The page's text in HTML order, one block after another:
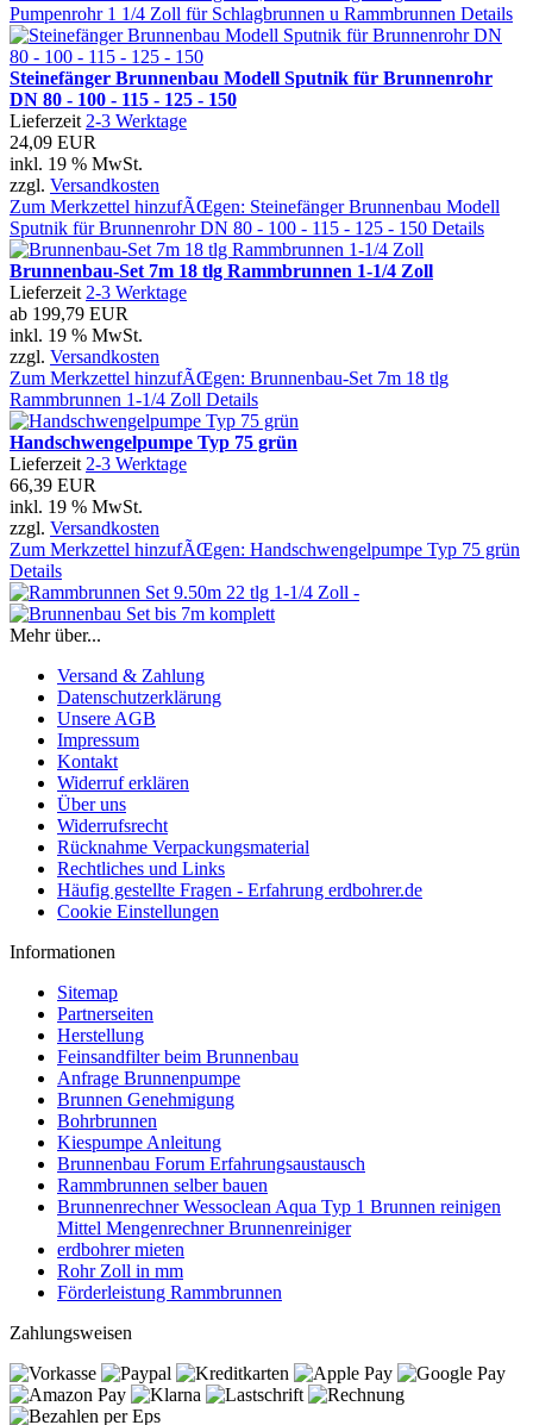
Pumpenrohr 1 1/4 Zoll für Schlagbrunnen u Rammbrunnen Details
Steinefänger Brunnenbau Modell Sputnik für Brunnenrohr
DN 80 - 100 - 115 - 125 - 150
Lieferzeit2-3 Werktage
24,09 EUR
inkl. 19 % MwSt.
zzgl. Versandkosten
Zum Merkzettel hinzufÃŒgen: Steinefänger Brunnenbau Modell
Sputnik für Brunnenrohr DN 80 - 100 - 115 - 125 - 150 Details
Brunnenbau-Set 7m 18 tlg Rammbrunnen 1-1/4 Zoll
Lieferzeit2-3 Werktage
ab 199,79 EUR
inkl. 19 % MwSt.
zzgl. Versandkosten
Zum Merkzettel hinzufÃŒgen: Brunnenbau-Set 7m 18 tlg
Rammbrunnen 1-1/4 Zoll Details
Handschwengelpumpe Typ 75 grün
Lieferzeit2-3 Werktage
66,39 EUR
inkl. 19 % MwSt.
zzgl. Versandkosten
Zum Merkzettel hinzufÃŒgen: Handschwengelpumpe Typ 75 grün
Details
Mehr über...
Versand & Zahlung
Datenschutzerklärung
Unsere AGB
Impressum
Kontakt
Widerruf erklären
Über uns
Widerrufsrecht
Rücknahme Verpackungsmaterial
Rechtliches und Links
Häufig gestellte Fragen - Erfahrung erdbohrer.de
Cookie Einstellungen
Informationen
Sitemap
Partnerseiten
Herstellung
Feinsandfilter beim Brunnenbau
Anfrage Brunnenpumpe
Brunnen Genehmigung
Bohrbrunnen
Kiespumpe Anleitung
Brunnenbau Forum Erfahrungsaustausch
Rammbrunnen selber bauen
Brunnenrechner Wessoclean Aqua Typ 1 Brunnen reinigen
Mittel Mengenrechner Brunnenreiniger
erdbohrer mieten
Rohr Zoll in mm
Förderleistung Rammbrunnen
Zahlungsweisen